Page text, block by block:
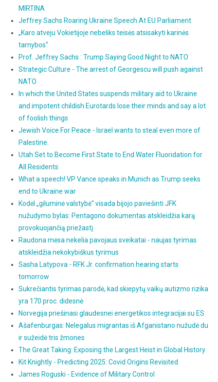
MIRTINA
Jeffrey Sachs Roaring Ukraine Speech At EU Parliament
„Karo atveju Vokietijoje nebeliks teisės atsisakyti karinės
tarnybos“
Prof. Jeffrey Sachs : Trump Saying Good Night to NATO
Strategic Culture - The arrest of Georgescu will push against
NATO
In which the United States suspends military aid to Ukraine
and impotent childish Eurotards lose their minds and say a lot
of foolish things
Jewish Voice For Peace - Israel wants to steal even more of
Palestine.
Utah Set to Become First State to End Water Fluoridation for
All Residents
What a speech! VP Vance speaks in Munich as Trump seeks
end to Ukraine war
Kodėl „giluminė valstybė“ visada bijojo paviešinti JFK
nužudymo bylas: Pentagono dokumentas atskleidžia karą
provokuojančią priežastį
Raudona mėsa nekelia pavojaus sveikatai - naujas tyrimas
atskleidžia nekokybiškus tyrimus
Sasha Latypova - RFK Jr. confirmation hearing starts
tomorrow
Sukrečiantis tyrimas parodė, kad skiepytų vaikų autizmo rizika
yra 170 proc. didesnė
Norvegija priešinasi glaudesnei energetikos integracijai su ES
Ašafenburgas: Nelegalus migrantas iš Afganistano nužudė du
ir sužeidė tris žmones
The Great Taking: Exposing the Largest Heist in Global History
Kit Knightly - Predicting 2025: Covid Origins Revisited
James Roguski - Evidence of Military Control